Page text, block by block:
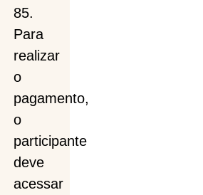
85.
Para
realizar
o
pagamento,
o
participante
deve
acessar